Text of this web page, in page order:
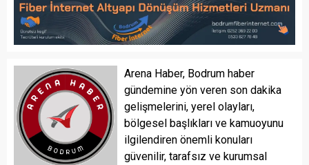
Arena Haber, Bodrum haber
gündemine yön veren son dakika
gelişmelerini, yerel olayları,
bölgesel başlıkları ve kamuoyunu
ilgilendiren önemli konuları
güvenilir, tarafsız ve kurumsal